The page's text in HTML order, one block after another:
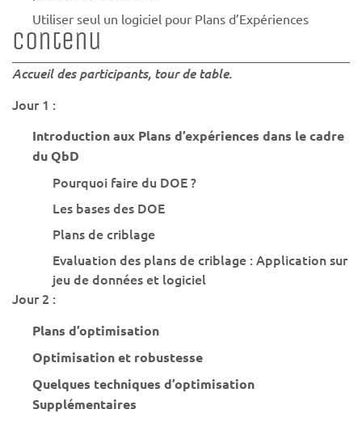
Utiliser seul un logiciel pour Plans d’Expériences
Contenu
Accueil des participants, tour de table.
Jour 1 :
Introduction aux Plans d’expériences dans le cadre
du QbD
Pourquoi faire du DOE ?
Les bases des DOE
Plans de criblage
Evaluation des plans de criblage : Application sur
jeu de données et logiciel
Jour 2 :
Plans d’optimisation
Optimisation et robustesse
Quelques techniques d’optimisation
Supplémentaires